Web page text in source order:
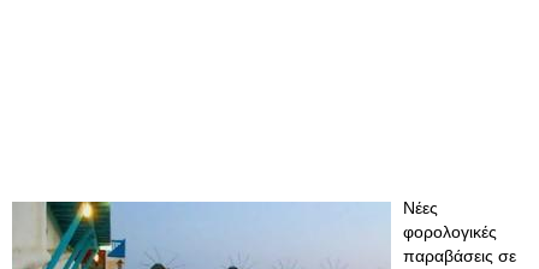
Νέες
φορολογικές
παραβάσεις σε